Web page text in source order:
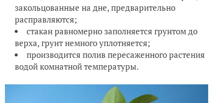
закольцованные на дне, предварительно
расправляются;
стакан равномерно заполняется грунтом до
верха, грунт немного уплотняется;
производится полив пересаженного растения
водой комнатной температуры.